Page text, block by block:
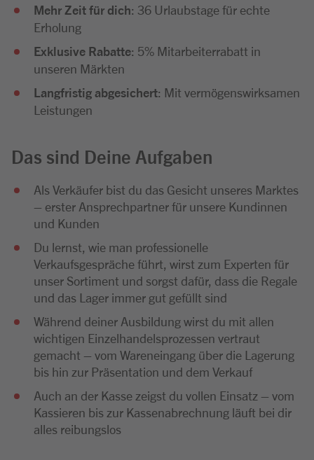
Mehr Zeit für dich: 36 Urlaubstage für echte
Erholung
Exklusive Rabatte: 5% Mitarbeiterrabatt in
unseren Märkten
Langfristig abgesichert: Mit vermögenswirksamen
Leistungen
Das sind Deine Aufgaben
Als Verkäufer bist du das Gesicht unseres Marktes
– erster Ansprechpartner für unsere Kundinnen
und Kunden
Du lernst, wie man professionelle
Verkaufsgespräche führt, wirst zum Experten für
unser Sortiment und sorgst dafür, dass die Regale
und das Lager immer gut gefüllt sind
Während deiner Ausbildung wirst du mit allen
wichtigen Einzelhandelsprozessen vertraut
gemacht – vom Wareneingang über die Lagerung
bis hin zur Präsentation und dem Verkauf
Auch an der Kasse zeigst du vollen Einsatz – vom
Kassieren bis zur Kassenabrechnung läuft bei dir
alles reibungslos